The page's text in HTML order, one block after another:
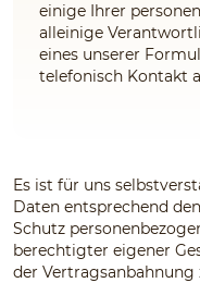
einige Ihrer
alleinige
eines unserer
telefonisch Kontakt
Es ist für uns
Daten entsprechend
Schutz
berechtigter eigener
der Vertragsanbahnung